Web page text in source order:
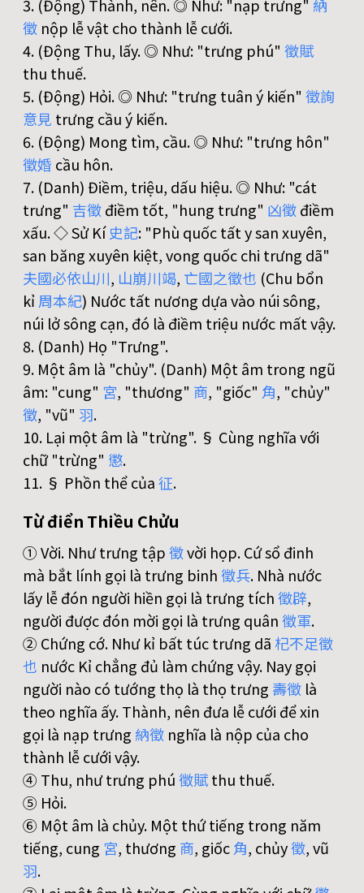
3. (Động) Thành, nên. ◎ Như: "nạp trưng" 納
徵 nộp lễ vật cho thành lễ cưới.
4. (Động Thu, lấy. ◎ Như: "trưng phú" 徵賦
thu thuế.
5. (Động) Hỏi. ◎ Như: "trưng tuân ý kiến" 徵詢
意見 trưng cầu ý kiến.
6. (Động) Mong tìm, cầu. ◎ Như: "trưng hôn"
徵婚 cầu hôn.
7. (Danh) Điềm, triệu, dấu hiệu. ◎ Như: "cát
trưng" 吉徵điềm tốt, "hung trưng" 凶徵điềm
xấu. ◇ Sử Kí史記: "Phù quốc tất y san xuyên,
san băng xuyên kiệt, vong quốc chi trưng dã"
夫國必依山川, 山崩川竭, 亡國之徵也 (Chu bổn
kỉ 周本紀) Nước tất nương dựa vào núi sông,
núi lở sông cạn, đó là điềm triệu nước mất vậy.
8. (Danh) Họ "Trưng".
9. Một âm là "chủy". (Danh) Một âm trong ngũ
âm: "cung" 宮, "thương" 商, "giốc" 角, "chủy"
徵, "vũ" 羽.
10. Lại một âm là "trừng". § Cùng nghĩa với
chữ "trừng" 懲.
11. § Phồn thể của征.
Từ điển Thiều Chửu
① Vời. Như trưng tập徵vời họp. Cứ sổ đinh
mà bắt lính gọi là trưng binh徵兵. Nhà nước
lấy lễ đón người hiền gọi là trưng tích徵辟,
người được đón mời gọi là trưng quân徵軍.
② Chứng cớ. Như kỉ bất túc trưng dã 杞不足徵
也 nước Kỉ chẳng đủ làm chứng vậy. Nay gọi
người nào có tướng thọ là thọ trưng 壽徵 là
theo nghĩa ấy. Thành, nên đưa lễ cưới để xin
gọi là nạp trưng 納徵 nghĩa là nộp của cho
thành lễ cưới vậy.
④ Thu, như trưng phú徵賦thu thuế.
⑤ Hỏi.
⑥ Một âm là chủy. Một thứ tiếng trong năm
tiếng, cung 宮, thương 商, giốc角, chủy徵, vũ
羽.